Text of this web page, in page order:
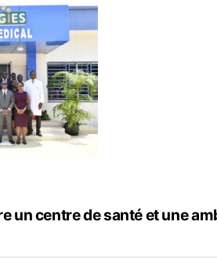
un centre de santé et une